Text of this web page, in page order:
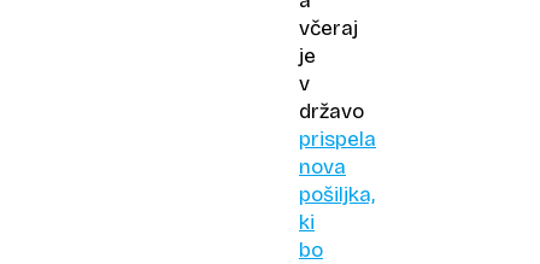
včeraj
je
v
državo
prispela
nova
pošiljka,
ki
bo